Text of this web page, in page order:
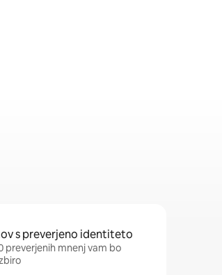
s preverjeno identiteto
preverjenih mnenj vam bo